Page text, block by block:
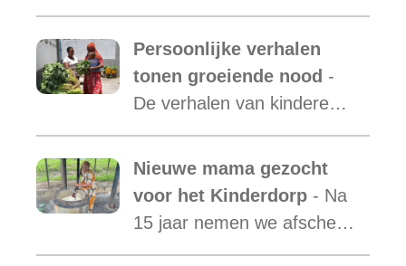
met daarin opgenomen het
verslag van de activiteiten
van Malaika Kids Tanzania
is uit.
Persoonlijke verhalen
tonen groeiende nood -
De verhalen van kinderen
laten zien hoe essentieel
onze ondersteuning is,
terwijl de vraag blijft
toenemen.
Nieuwe mama gezocht
voor het Kinderdorp - Na
15 jaar nemen we afscheid
van Mama Ester. We